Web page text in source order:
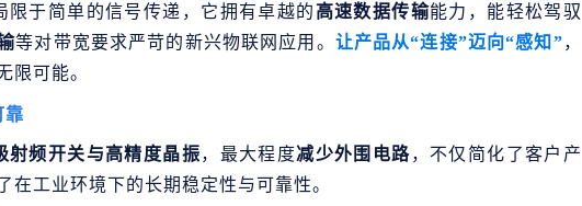
限于简单的信号传递，它拥有卓越的 高速数据传输能力，能轻松驾驭
等对带宽要求严苛的新兴物联网应用。 让产品从“连接”迈向“感知”，
限可能。
靠
射频开关与高精度晶振，最大程度减少外围电路，不仅简化了客户产
在工业环境下的长期稳定性与可靠性。